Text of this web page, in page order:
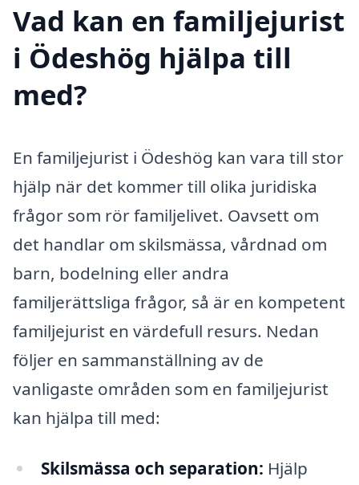
Vad kan en familjejurist
i Ödeshög hjälpa till
med?
En familjejurist i Ödeshög kan vara till stor
hjälp när det kommer till olika juridiska
frågor som rör familjelivet. Oavsett om
det handlar om skilsmässa, vårdnad om
barn, bodelning eller andra
familjerättsliga frågor, så är en kompetent
familjejurist en värdefull resurs. Nedan
följer en sammanställning av de
vanligaste områden som en familjejurist
kan hjälpa till med:
Skilsmässa och separation: Hjälp